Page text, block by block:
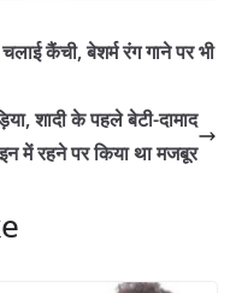
कैंची, बेशर्म रंग गाने पर भी
शादी के पहले बेटी-दामाद
में रहने पर किया था मजबूर